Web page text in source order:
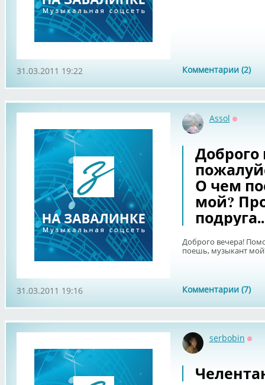
Комментарии (2)
31.03.2011 19:22
Assol
Доброго
О чем
мой?
Доброго вечера!
поешь, музыкант
Комментарии (7)
31.03.2011 19:16
serbobin